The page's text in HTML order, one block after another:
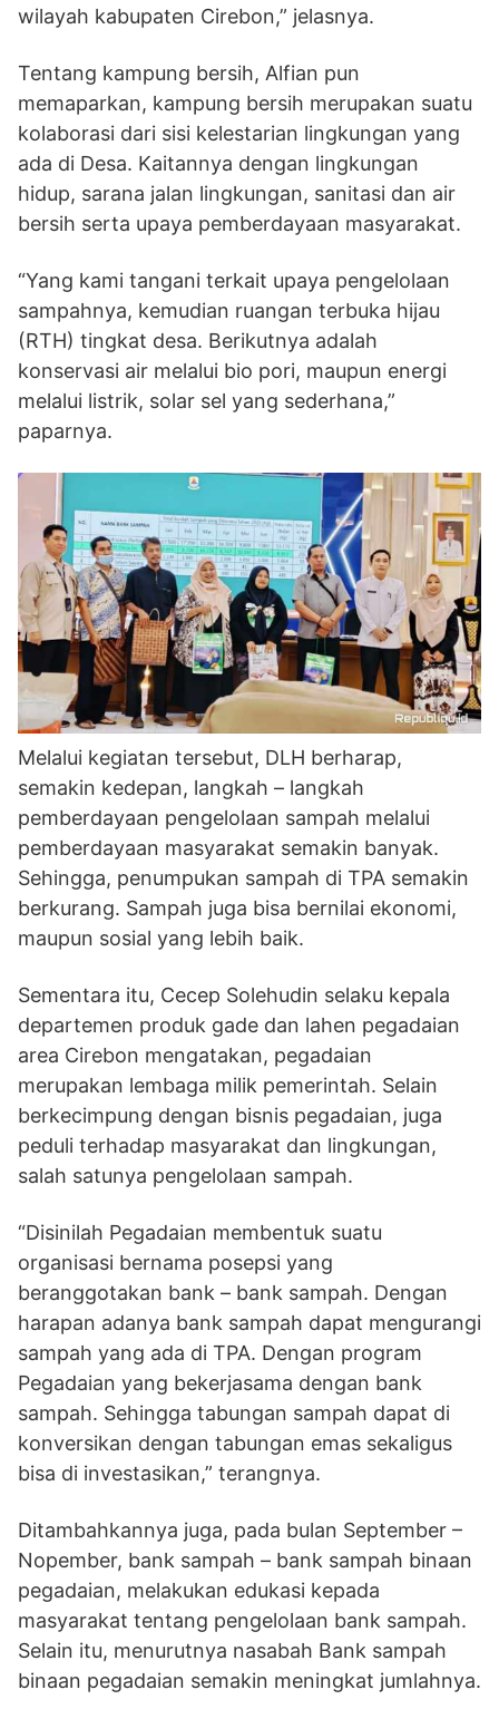
wilayah kabupaten Cirebon,” jelasnya.
Tentang kampung bersih, Alfian pun
memaparkan, kampung bersih merupakan suatu
kolaborasi dari sisi kelestarian lingkungan yang
ada di Desa. Kaitannya dengan lingkungan
hidup, sarana jalan lingkungan, sanitasi dan air
bersih serta upaya pemberdayaan masyarakat.
“Yang kami tangani terkait upaya pengelolaan
sampahnya, kemudian ruangan terbuka hijau
(RTH) tingkat desa. Berikutnya adalah
konservasi air melalui bio pori, maupun energi
melalui listrik, solar sel yang sederhana,”
paparnya.
Melalui kegiatan tersebut, DLH berharap,
semakin kedepan, langkah – langkah
pemberdayaan pengelolaan sampah melalui
pemberdayaan masyarakat semakin banyak.
Sehingga, penumpukan sampah di TPA semakin
berkurang. Sampah juga bisa bernilai ekonomi,
maupun sosial yang lebih baik.
Sementara itu, Cecep Solehudin selaku kepala
departemen produk gade dan lahen pegadaian
area Cirebon mengatakan, pegadaian
merupakan lembaga milik pemerintah. Selain
berkecimpung dengan bisnis pegadaian, juga
peduli terhadap masyarakat dan lingkungan,
salah satunya pengelolaan sampah.
“Disinilah Pegadaian membentuk suatu
organisasi bernama posepsi yang
beranggotakan bank – bank sampah. Dengan
harapan adanya bank sampah dapat mengurangi
sampah yang ada di TPA. Dengan program
Pegadaian yang bekerjasama dengan bank
sampah. Sehingga tabungan sampah dapat di
konversikan dengan tabungan emas sekaligus
bisa di investasikan,” terangnya.
Ditambahkannya juga, pada bulan September –
Nopember, bank sampah – bank sampah binaan
pegadaian, melakukan edukasi kepada
masyarakat tentang pengelolaan bank sampah.
Selain itu, menurutnya nasabah Bank sampah
binaan pegadaian semakin meningkat jumlahnya.